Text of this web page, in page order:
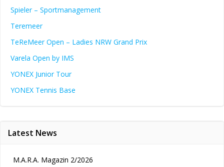
Spieler – Sportmanagement
Teremeer
TeReMeer Open – Ladies NRW Grand Prix
Varela Open by IMS
YONEX Junior Tour
YONEX Tennis Base
Latest News
M.A.R.A. Magazin 2/2026